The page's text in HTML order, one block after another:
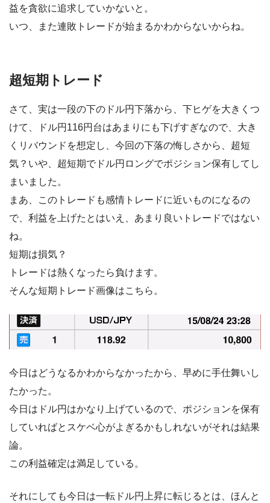
益を貪欲に追求していかないと。
いつ、また連敗トレードが始まるかわからないからね。
超短期トレード
さて、実は一段の下のドル円下落から、下ヒゲを大きくつ
けて、ドル円116円台はあまりにも下げすぎなので、大き
くリバウンドを想定し、今回の下落の悔しさから、超短
気？いや、超短期でドル円ロングでポジション保有してし
まいました。
まあ、このトレードも感情トレードに近いものになるの
で、利益を上げたとはいえ、あまり良いトレードではない
ね。
短期は損気？
トレードは熱くなったら負けます。
そんな短期トレード画像はこちら。
今日はどうなるかわからなかったから、早めに手仕舞いし
たかった。
今日はドル円はかなり上げているので、ポジションを保有
していればとスケベ心がよぎるかもしれないがそれは結果
論。
この利益確定は満足している。
それにしても今日は一転ドル円上昇に転じるとは、ほんと